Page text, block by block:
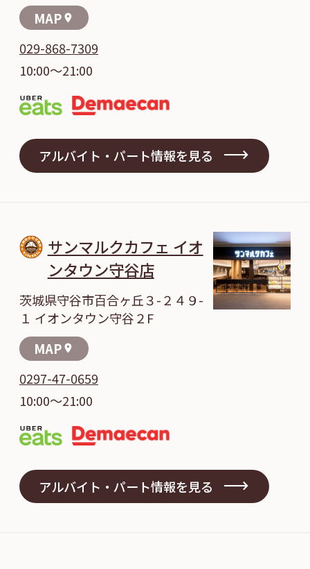
MAP location_on
029-868-7309
10:00～21:00
アルバイト・パート情報を見る
サンマルクカフェ イオ
ンタウン守谷店
茨城県守谷市百合ヶ丘３-２４９-
１ イオンタウン守谷２F
MAP location_on
0297-47-0659
10:00～21:00
アルバイト・パート情報を見る